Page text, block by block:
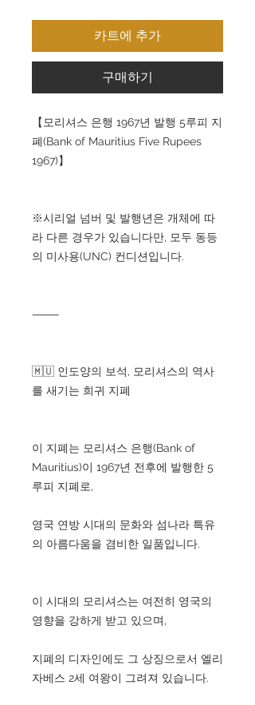
카트에 추가
구매하기
【모리셔스 은행 1967년 발행 5루피 지
폐(Bank of Mauritius Five Rupees
1967)】
※시리얼 넘버 및 발행년은 개체에 따
라 다른 경우가 있습니다만, 모두 동등
의 미사용(UNC) 컨디션입니다.
⸻
🇲🇺 인도양의 보석, 모리셔스의 역사
를 새기는 희귀 지폐
이 지폐는 모리셔스 은행(Bank of
Mauritius)이 1967년 전후에 발행한 5
루피 지폐로,
영국 연방 시대의 문화와 섬나라 특유
의 아름다움을 겸비한 일품입니다.
이 시대의 모리셔스는 여전히 영국의
영향을 강하게 받고 있으며,
지폐의 디자인에도 그 상징으로서 엘리
자베스 2세 여왕이 그려져 있습니다.